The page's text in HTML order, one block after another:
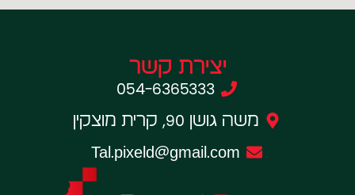
יצירת קשר
054-6365333
משה גושן 90, קרית מוצקין
Tal.pixeld@gmail.com